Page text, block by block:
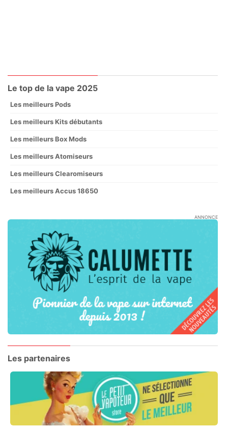
Le top de la vape 2025
Les meilleurs Pods
Les meilleurs Kits débutants
Les meilleurs Box Mods
Les meilleurs Atomiseurs
Les meilleurs Clearomiseurs
Les meilleurs Accus 18650
ANNONCE
Les partenaires